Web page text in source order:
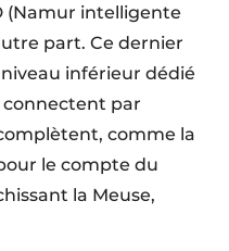
(Namur intelligente
part. Ce dernier
inférieur dédié
connectent par
comme la
le compte du
la Meuse,